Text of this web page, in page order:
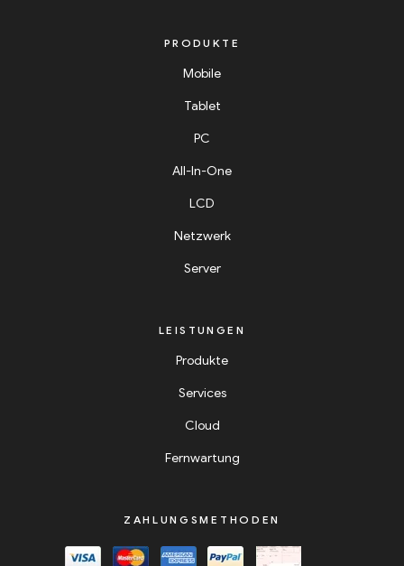
PRODUKTE
Mobile
Tablet
PC
All-In-One
LCD
Netzwerk
Server
LEISTUNGEN
Produkte
Services
Cloud
Fernwartung
ZAHLUNGSMETHODEN